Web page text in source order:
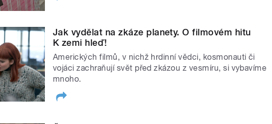
Jak vydělat na zkáze planety. O filmovém hitu
K zemi hleď!
Amerických filmů, v nichž hrdinní vědci, kosmonauti či
vojáci zachraňují svět před zkázou z vesmíru, si vybavíme
mnoho.